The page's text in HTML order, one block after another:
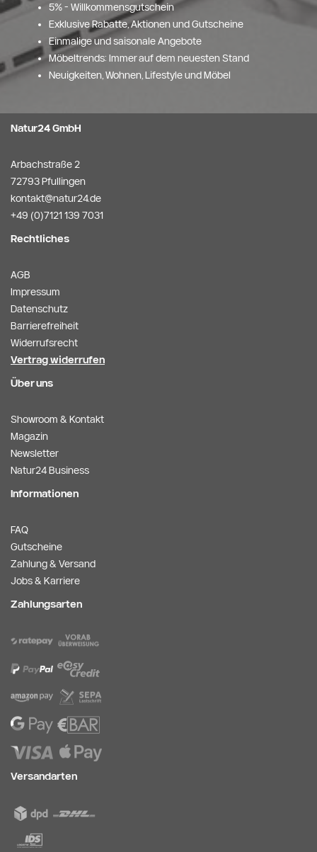
5% - Willkommensgutschein
Exklusive Rabatte, Aktionen und Gutscheine
Einmalige und saisonale Angebote
Möbeltrends: Immer auf dem neuesten Stand
Neuigkeiten, Wohnen, Lifestyle und Möbel
Natur24 GmbH
Arbachstraße 2
72793 Pfullingen
kontakt@natur24.de
+49 (0)7121 139 7031
Rechtliches
AGB
Impressum
Datenschutz
Barrierefreiheit
Widerrufsrecht
Vertrag widerrufen
Über uns
Showroom & Kontakt
Magazin
Newsletter
Natur24 Business
Informationen
FAQ
Gutscheine
Zahlung & Versand
Jobs & Karriere
Zahlungsarten
Versandarten